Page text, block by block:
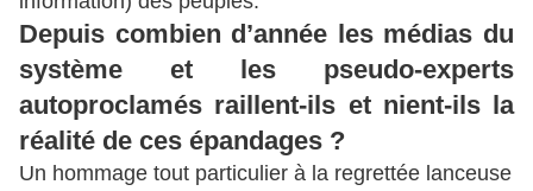
Depuis combien d’année les médias du
système et les pseudo-experts
autoproclamés raillent-ils et nient-ils la
réalité de ces épandages ?
Un hommage tout particulier à la regrettée lanceuse